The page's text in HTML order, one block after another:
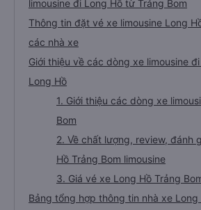
limousine đi Long Hồ từ Trảng Bom
Thông tin đặt vé xe limousine Long
các nhà xe
Giới thiệu về các dòng xe limousine
Long Hồ
1. Giới thiệu các dòng xe
Bom
2. Về chất lượng, review, đánh
Hồ Trảng Bom limousine
3. Giá vé xe Long Hồ Trảng
Bảng tổng hợp thông tin nhà xe Long